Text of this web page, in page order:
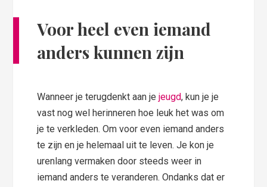
Voor heel even iemand
anderskunnen zijn
Wanneer je terugdenkt aan jejeugd, kun je je
vast nog wel herinneren hoe leuk het was om
je te verkleden. Om voor even iemand anders
te zijn en je helemaal uit te leven. Je kon je
urenlang vermaken door steeds weer in
iemand anders te veranderen. Ondanks dat er